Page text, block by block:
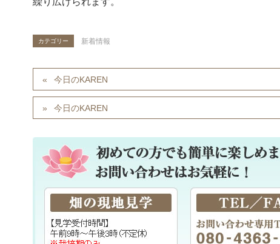
カテゴリー 新着情報
今日のKAREN
今日のKAREN